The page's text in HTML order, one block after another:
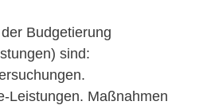
Budgetierung
sind:
Leistungen. Maßnahmen